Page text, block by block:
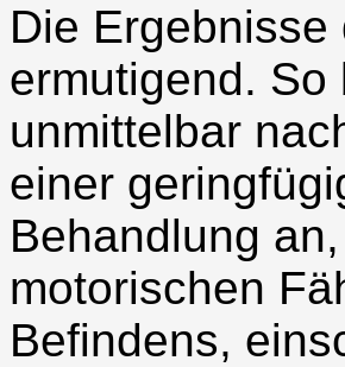
Die
ermutigend.
unmittelbar
einer
Behandlung
motorischen
Befindens,